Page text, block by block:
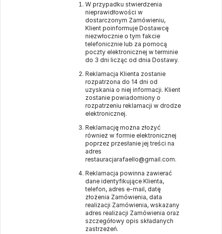
W przypadku stwierdzenia
nieprawidłowości w
dostarczonym Zamówieniu,
Klient poinformuje Dostawcę
niezwłocznie o tym fakcie
telefonicznie lub za pomocą
poczty elektronicznej w terminie
do 3 dni licząc od dnia Dostawy.
Reklamacja Klienta zostanie
rozpatrzona do 14 dni od
uzyskania o niej informacji. Klient
zostanie powiadomiony o
rozpatrzeniu reklamacji w drodze
elektronicznej.
Reklamację można złożyć
również w formie elektronicznej
poprzez przesłanie jej treści na
adres
restauracjarafaello@gmail.com.
Reklamacja powinna zawierać
dane identyfikujące Klienta,
telefon, adres e-mail, datę
złożenia Zamówienia, data
realizacji Zamówienia, wskazany
adres realizacji Zamówienia oraz
szczegółowy opis składanych
zastrzeżeń.